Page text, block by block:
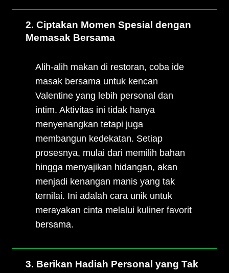
2. Ciptakan Momen Spesial dengan
Memasak Bersama
Alih-alih makan di restoran, coba ide
masak bersama untuk kencan
Valentine yang lebih personal dan
intim. Aktivitas ini tidak hanya
menyenangkan tetapi juga
membangun kedekatan. Setiap
prosesnya, mulai dari memilih bahan
hingga menyajikan hidangan, akan
menjadi kenangan manis yang tak
ternilai. Ini adalah cara unik untuk
merayakan cinta melalui kuliner favorit
bersama.
3. Berikan Hadiah Personal yang Tak